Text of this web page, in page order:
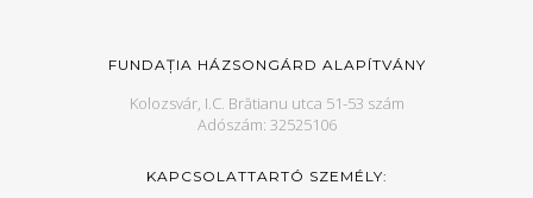
FUNDAȚIA HÁZSONGÁRD ALAPÍTVÁNY
Kolozsvár, I.C. Brătianu utca 51-53 szám
Adószám: 32525106
KAPCSOLATTARTÓ SZEMÉLY: